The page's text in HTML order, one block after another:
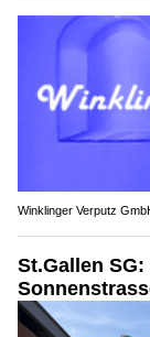
Winklinger Verputz
St.Gallen